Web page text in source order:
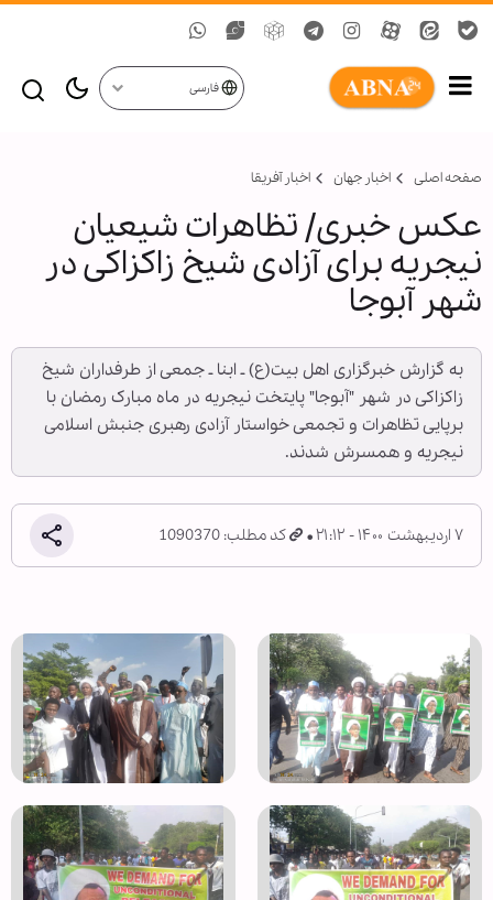
فارسی
صفحه اصلی اخبار جهان اخبار آفریقا
عکس خبری/ تظاهرات شیعیان
نیجریه برای آزادی شیخ زاکزاکی در
شهر آبوجا
به گزارش خبرگزاری اهل بیت(ع) ـ ابنا ـ جمعی از طرفداران شیخ
زاکزاکی در شهر "آبوجا" پایتخت نیجریه در ماه مبارک رمضان با
برپایی تظاهرات و تجمعی خواستار آزادی رهبری جنبش اسلامی
نیجریه و همسرش شدند.
۷ اردیبهشت ۱۴۰۰ - ۲۱:۱۲ کد مطلب: 1090370